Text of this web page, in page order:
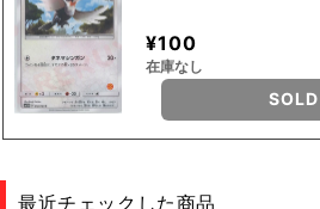
¥100
在庫なし
最近チェックした商品